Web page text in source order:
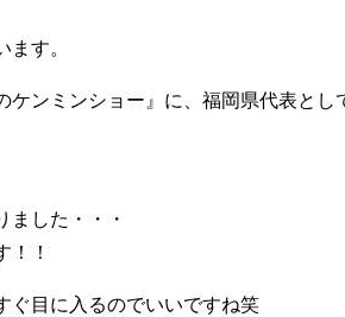
す。
ンミンショー』に、福岡県代表とし
ました・・・
！！
ぐ目に入るのでいいですね笑